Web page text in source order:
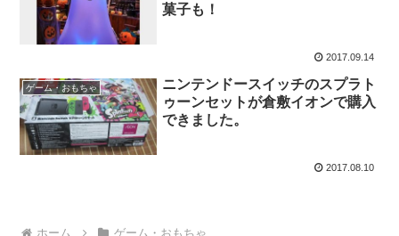
菓子も！
2017.09.14
ゲーム・おもちゃ
ニンテンドースイッチのスプラト
ゥーンセットが倉敷イオンで購入
できました。
2017.08.10
ホーム ゲーム・おもちゃ